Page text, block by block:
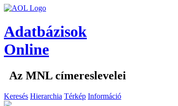
Adatbázisok
Online
Az MNL címereslevelei
Keresés Hierarchia Térkép Információ